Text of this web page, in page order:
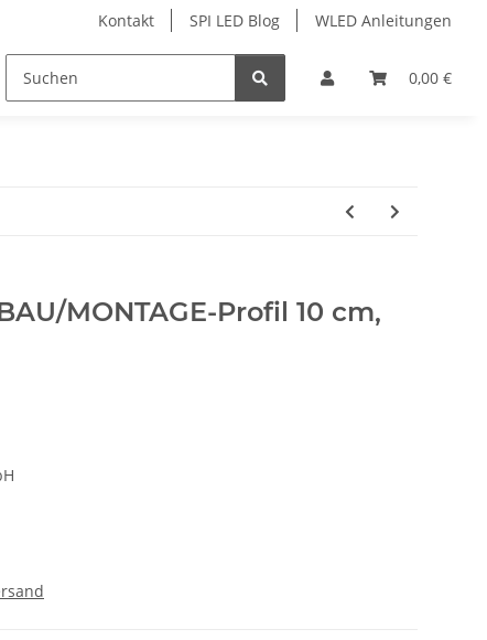
Kontakt SPI LED Blog WLED Anleitungen
0,00 €
Zubehör
MONTAGE-Profil 10 cm,